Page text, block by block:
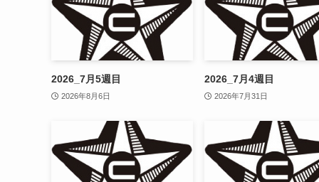
2026_7月5週目
2026年8月6日
2026_7月4週目
2026年7月31日